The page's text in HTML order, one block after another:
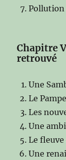
Pollution
Chapitre
retrouvé
Une
Le
Les
Une
Le
Une